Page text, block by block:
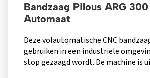
Bandzaag Pilous ARG
Automaat
Deze volautomatische CNC
gebruiken in een industriele
stop gezaagd wordt. De machine is